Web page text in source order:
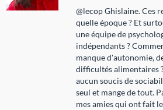
@lecop Ghislaine. Ces
quelle époque ? Et
une équipe de
indépendants ?
manque d'autonomie,
difficultés alimentaires
aucun soucis de
seul et mange de tout.
mes amies qui ont fait